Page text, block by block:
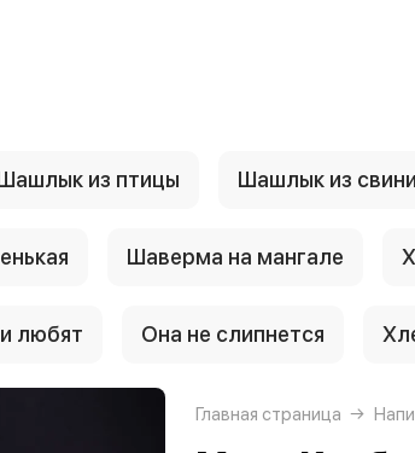
из птицы Шашлык из
Шаверма на мангале
любят Она не слипнется
Главная страница